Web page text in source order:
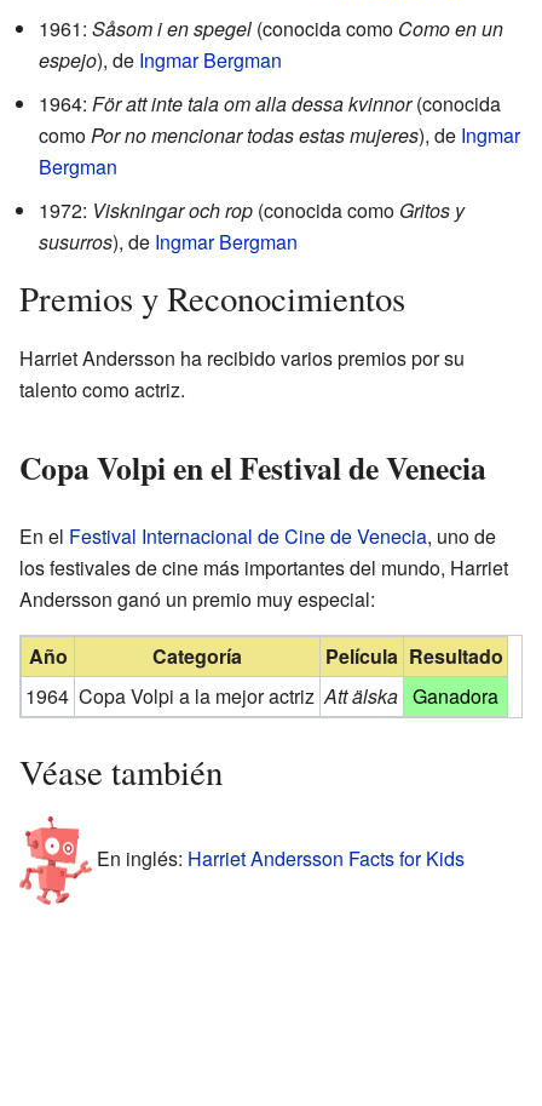
1961: Såsom i en spegel (conocida como Como en un
espejo), de Ingmar Bergman
1964: För att inte tala om alla dessa kvinnor(conocida
comoPor no mencionar todas estas mujeres), de Ingmar
Bergman
1972: Viskningar och rop (conocida como Gritos y
susurros), de Ingmar Bergman
Premios y Reconocimientos
Harriet Andersson ha recibido varios premios por su
talento como actriz.
Copa Volpi en el Festival de Venecia
En el Festival Internacional de Cine de Venecia, uno de
los festivales de cine más importantes del mundo, Harriet
Andersson ganó un premio muy especial:
Año Categoría Película Resultado
1964 Copa Volpi a la mejor actriz Att älska Ganadora
Véase también
En inglés: Harriet Andersson Facts for Kids